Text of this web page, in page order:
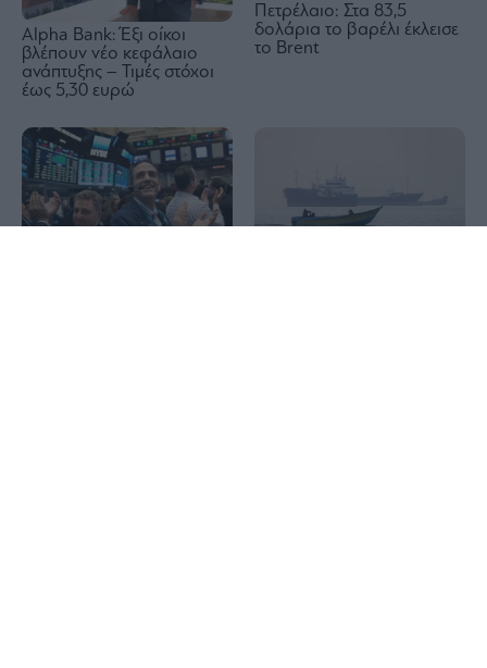
Alpha Bank: Έξι οίκοι
βλέπουν νέο κεφάλαιο
ανάπτυξης – Τιμές στόχοι
έως 5,30 ευρώ
Πετρέλαιο: Στα 83,5
δολάρια το βαρέλι έκλεισε
το Brent